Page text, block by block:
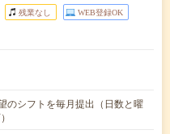
残業なし WEB登録OK
シフトを毎月提出（日数と曜